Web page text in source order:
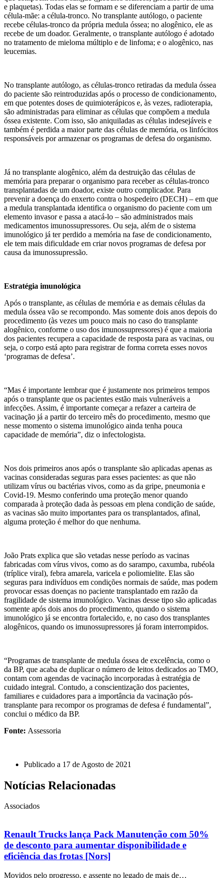
e plaquetas). Todas elas se formam e se diferenciam a partir de uma
célula-mãe: a célula-tronco. No transplante autólogo, o paciente
recebe células-tronco da própria medula óssea; no alogênico, ele as
recebe de um doador. Geralmente, o transplante autólogo é adotado
no tratamento de mieloma múltiplo e de linfoma; e o alogênico, nas
leucemias.
No transplante autólogo, as células-tronco retiradas da medula óssea
do paciente são reintroduzidas após o processo de condicionamento,
em que potentes doses de quimioterápicos e, às vezes, radioterapia,
são administradas para eliminar as células que compõem a medula
óssea existente. Com isso, são aniquiladas as células indesejáveis e
também é perdida a maior parte das células de memória, os linfócitos
responsáveis por armazenar os programas de defesa do organismo.
Já no transplante alogênico, além da destruição das células de
memória para preparar o organismo para receber as células-tronco
transplantadas de um doador, existe outro complicador. Para
prevenir a doença do enxerto contra o hospedeiro (DECH) – em que
a medula transplantada identifica o organismo do paciente com um
elemento invasor e passa a atacá-lo – são administrados mais
medicamentos imunossupressores. Ou seja, além de o sistema
imunológico já ter perdido a memória na fase de condicionamento,
ele tem mais dificuldade em criar novos programas de defesa por
causa da imunossupressão.
Estratégia imunológica
Após o transplante, as células de memória e as demais células da
medula óssea vão se recompondo. Mas somente dois anos depois do
procedimento (às vezes um pouco mais no caso do transplante
alogênico, conforme o uso dos imunossupressores) é que a maioria
dos pacientes recupera a capacidade de resposta para as vacinas, ou
seja, o corpo está apto para registrar de forma correta esses novos
‘programas de defesa’.
“Mas é importante lembrar que é justamente nos primeiros tempos
após o transplante que os pacientes estão mais vulneráveis a
infecções. Assim, é importante começar a refazer a carteira de
vacinação já a partir do terceiro mês do procedimento, mesmo que
nesse momento o sistema imunológico ainda tenha pouca
capacidade de memória”, diz o infectologista.
Nos dois primeiros anos após o transplante são aplicadas apenas as
vacinas consideradas seguras para esses pacientes: as que não
utilizam vírus ou bactérias vivos, como as da gripe, pneumonia e
Covid-19. Mesmo conferindo uma proteção menor quando
comparada à proteção dada às pessoas em plena condição de saúde,
as vacinas são muito importantes para os transplantados, afinal,
alguma proteção é melhor do que nenhuma.
João Prats explica que são vetadas nesse período as vacinas
fabricadas com vírus vivos, como as do sarampo, caxumba, rubéola
(tríplice viral), febra amarela, varicela e poliomielite. Elas são
seguras para indivíduos em condições normais de saúde, mas podem
provocar essas doenças no paciente transplantado em razão da
fragilidade de sistema imunológico. Vacinas desse tipo são aplicadas
somente após dois anos do procedimento, quando o sistema
imunológico já se encontra fortalecido, e, no caso dos transplantes
alogênicos, quando os imunossupressores já foram interrompidos.
“Programas de transplante de medula óssea de excelência, como o
da BP, que acaba de duplicar o número de leitos dedicados ao TMO,
contam com agendas de vacinação incorporadas à estratégia de
cuidado integral. Contudo, a conscientização dos pacientes,
familiares e cuidadores para a importância da vacinação pós-
transplante para recompor os programas de defesa é fundamental”,
conclui o médico da BP.
Fonte: Assessoria
Publicado a 17 de Agosto de 2021
Notícias Relacionadas
Associados
Renault Trucks lança Pack Manutenção com 50%
de desconto para aumentar disponibilidade e
eficiência das frotas [Nors]
Movidos pelo progresso, e assente no legado de mais de…